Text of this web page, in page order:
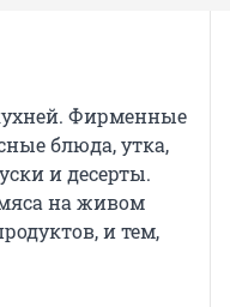
Фирменные
блюда, утка,
и десерты.
на живом
и тем,